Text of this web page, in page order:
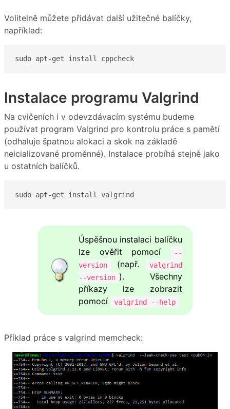
Volitelně můžete přidávat další užitečné balíčky,
například:
Instalace programu Valgrind
Na cvičeních i v odevzdávacím systému budeme
používat program Valgrind pro kontrolu práce s pamětí
(odhaluje špatnou alokaci a skok na základě
neicializované proměnné). Instalace probíhá stejně jako
u ostatních balíčků.
sudo apt-get install valgrind
Úspěšnou instalaci balíčku
lze ověřit pomocí
--
version
(např.
valgrind
--version ). Všechny
příkazy lze zobrazit
pomocí
valgrind --help
Příklad práce s valgrind memcheck: